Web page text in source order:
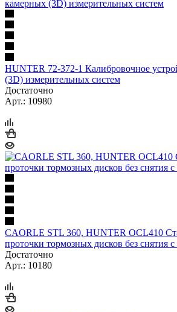
HUNTER 72-372-1 Калибровочное
(3D) измерительных систем
Достаточно
Арт.: 10980
CAORLE STL 360, HUNTER OCL410
проточки тормозных дисков без снятия
Достаточно
Арт.: 10180